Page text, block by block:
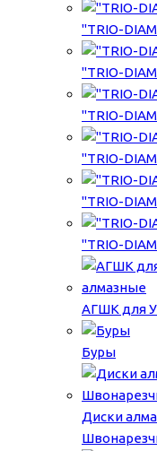
"TRIO-
"TRIO-
"TRIO-
"TRIO-
"TRIO-
"TRIO-
АГШК для
Буры
Диски